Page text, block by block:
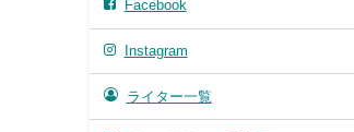
Facebook
Instagram
ライター一覧